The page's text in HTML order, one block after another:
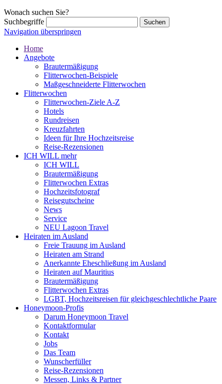
Wonach suchen Sie?
Suchbegriffe
Navigation überspringen
Home
Angebote
Brautermäßigung
Flitterwochen-Beispiele
Maßgeschneiderte Flitterwochen
Flitterwochen
Flitterwochen-Ziele A-Z
Hotels
Rundreisen
Kreuzfahrten
Ideen für Ihre Hochzeitsreise
Reise-Rezensionen
ICH WILL mehr
ICH WILL
Brautermäßigung
Flitterwochen Extras
Hochzeitsfotograf
Reisegutscheine
News
Service
NEU Lagoon Travel
Heiraten im Ausland
Freie Trauung im Ausland
Heiraten am Strand
Anerkannte Eheschließung im Ausland
Heiraten auf Mauritius
Brautermäßigung
Flitterwochen Extras
LGBT, Hochzeitsreisen für gleichgeschlechtliche Paare
Honeymoon-Profis
Darum Honeymoon Travel
Kontaktformular
Kontakt
Jobs
Das Team
Wunscherfüller
Reise-Rezensionen
Messen, Links & Partner